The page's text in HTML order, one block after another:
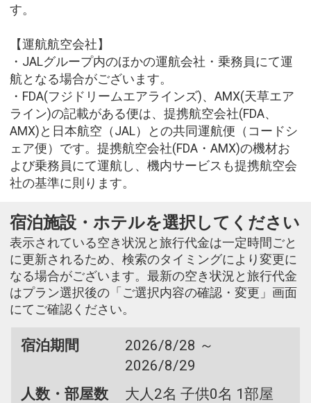
す。
【運航航空会社】
・JALグループ内のほかの運航会社・乗務員にて運
航となる場合がございます。
・FDA(フジドリームエアラインズ)、AMX(天草エア
ライン)の記載がある便は、提携航空会社(FDA、
AMX)と日本航空（JAL）との共同運航便（コードシ
ェア便）です。提携航空会社(FDA・AMX)の機材お
よび乗務員にて運航し、機内サービスも提携航空会
社の基準に則ります。
宿泊施設・ホテルを選択してください
表示されている空き状況と旅行代金は一定時間ごと
に更新されるため、検索のタイミングにより変更に
なる場合がございます。最新の空き状況と旅行代金
はプラン選択後の「ご選択内容の確認・変更」画面
にてご確認ください。
宿泊期間
2026/8/28 ～
2026/8/29
人数・部屋数
大人2名 子供0名 1部屋